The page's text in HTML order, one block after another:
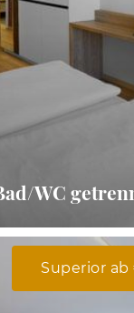
WC
Superior ab